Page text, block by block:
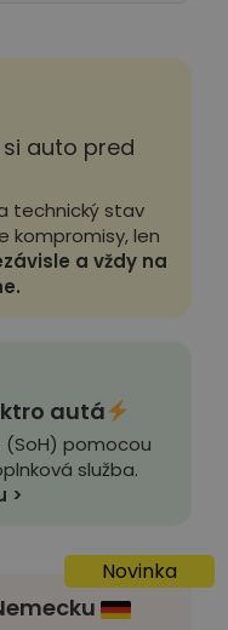
auto pred
technický stav
kompromisy, len
a vždy na
autá
pomocou
služba.
>
Novinka